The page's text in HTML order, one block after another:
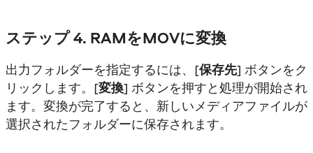
ステップ 4. RAMをMOVに変換
出力フォルダーを指定するには、[保存先] ボタンをク
リックします。[変換] ボタンを押すと処理が開始され
ます。変換が完了すると、新しいメディアファイルが
選択されたフォルダーに保存されます。